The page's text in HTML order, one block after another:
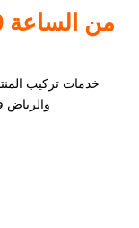
خدمات تركيب
والرياض